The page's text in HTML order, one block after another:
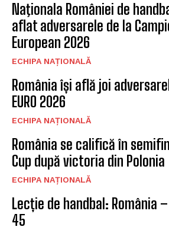
Naţionala României de
aflat adversarele de la
European 2026
ECHIPA NAȚIONALĂ
România își află joi
EURO 2026
ECHIPA NAȚIONALĂ
România se califică în
Cup după victoria din Polonia
ECHIPA NAȚIONALĂ
Lecție de handbal: România
45